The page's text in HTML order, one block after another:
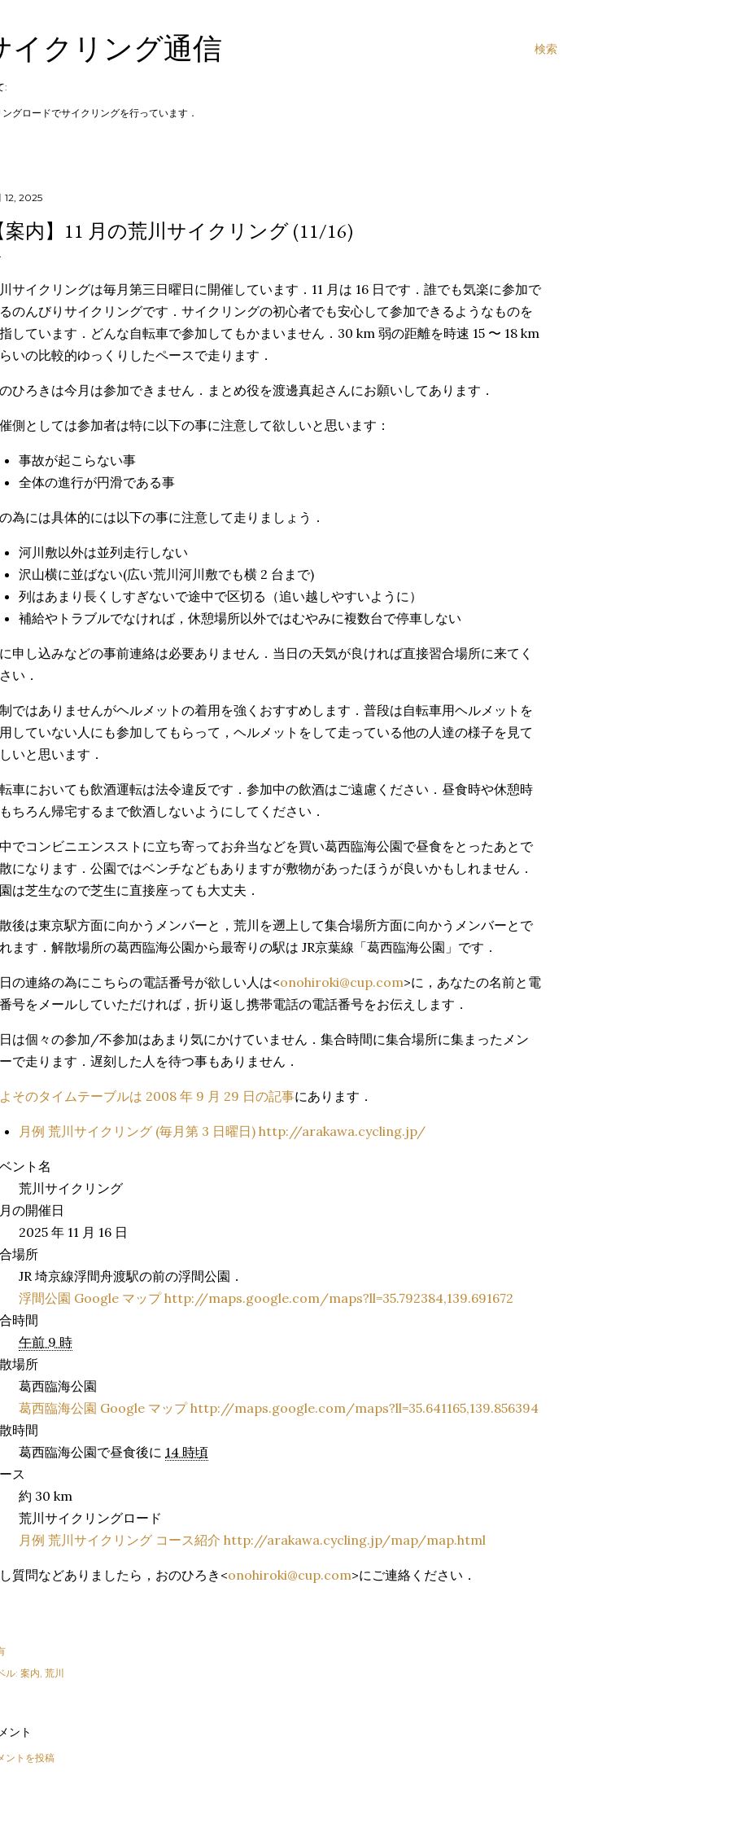
検索
イクリング通信
:
グロードでサイクリングを行っています．
12, 2025
案内】11 月の荒川サイクリング (11/16)
サイクリングは毎月第三日曜日に開催しています．11 月は 16 日です．誰でも気楽に参加で
のんびりサイクリングです．サイクリングの初心者でも安心して参加できるようなものを
しています．どんな自転車で参加してもかまいません．30 km 弱の距離を時速 15 〜 18 km
いの比較的ゆっくりしたペースで走ります．
ひろきは今月は参加できません．まとめ役を渡邊真起さんにお願いしてあります．
側としては参加者は特に以下の事に注意して欲しいと思います：
事故が起こらない事
全体の進行が円滑である事
為には具体的には以下の事に注意して走りましょう．
河川敷以外は並列走行しない
沢山横に並ばない(広い荒川河川敷でも横 2 台まで)
列はあまり長くしすぎないで途中で区切る（追い越しやすいように）
補給やトラブルでなければ，休憩場所以外ではむやみに複数台で停車しない
申し込みなどの事前連絡は必要ありません．当日の天気が良ければ直接習合場所に来てく
い．
ではありませんがヘルメットの着用を強くおすすめします．普段は自転車用ヘルメットを
していない人にも参加してもらって，ヘルメットをして走っている他の人達の様子を見て
いと思います．
車においても飲酒運転は法令違反です．参加中の飲酒はご遠慮ください．昼食時や休憩時
ちろん帰宅するまで飲酒しないようにしてください．
でコンビニエンスストに立ち寄ってお弁当などを買い葛西臨海公園で昼食をとったあとで
になります．公園ではベンチなどもありますが敷物があったほうが良いかもしれません．
は芝生なので芝生に直接座っても大丈夫．
後は東京駅方面に向かうメンバーと，荒川を遡上して集合場所方面に向かうメンバーとで
ます．解散場所の葛西臨海公園から最寄りの駅は JR京葉線「葛西臨海公園」です．
の連絡の為にこちらの電話番号が欲しい人は<onohiroki@cup.com>に，あなたの名前と電
号をメールしていただければ，折り返し携帯電話の電話番号をお伝えします．
は個々の参加/不参加はあまり気にかけていません．集合時間に集合場所に集まったメン
で走ります．遅刻した人を待つ事もありません．
そのタイムテーブルは 2008 年 9 月 29 日の記事にあります．
月例 荒川サイクリング (毎月第 3 日曜日) http://arakawa.cycling.jp/
ント名
荒川サイクリング
の開催日
2025 年 11 月 16 日
場所
JR 埼京線浮間舟渡駅の前の浮間公園．
浮間公園 Google マップ http://maps.google.com/maps?ll=35.792384,139.691672
時間
午前 9 時
場所
葛西臨海公園
葛西臨海公園 Google マップ http://maps.google.com/maps?ll=35.641165,139.856394
時間
葛西臨海公園で昼食後に 14 時頃
ス
約 30 km
荒川サイクリングロード
月例 荒川サイクリング コース紹介 http://arakawa.cycling.jp/map/map.html
質問などありましたら，おのひろき<onohiroki@cup.com>にご連絡ください．
ル: 案内 荒川
ント
ントを投稿